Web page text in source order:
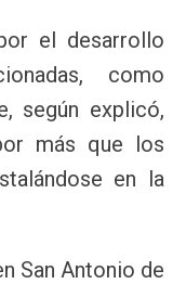
el desarrollo
como
según explicó,
más que los
en la
San Antonio de